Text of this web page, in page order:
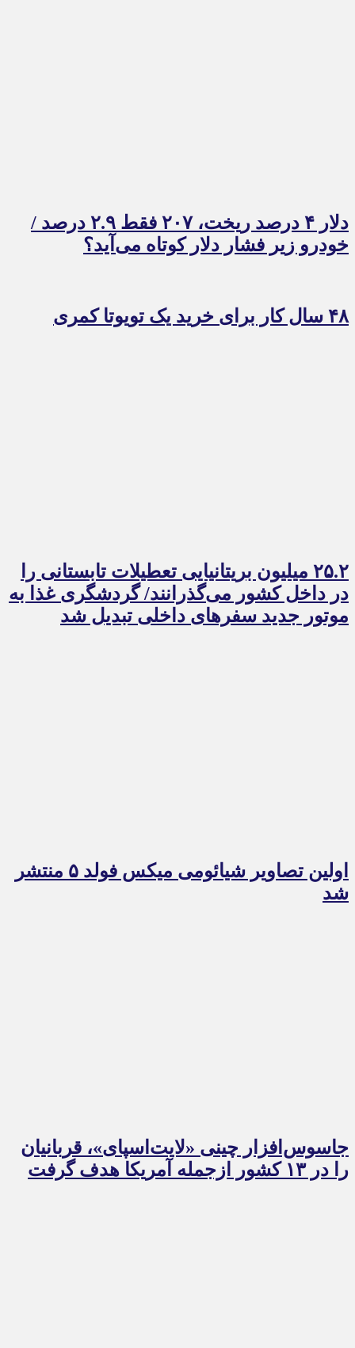
دلار ۴ درصد ریخت، ۲۰۷ فقط ۲.۹ درصد /
خودرو زیر فشار دلار کوتاه می‌آید؟
۴۸ سال کار برای خرید یک تویوتا کمری
۲۵.۲ میلیون بریتانیایی تعطیلات تابستانی را
در داخل کشور می‌گذرانند/ گردشگری غذا به
موتور جدید سفرهای داخلی تبدیل شد
اولین تصاویر شیائومی میکس فولد ۵ منتشر
شد
جاسوس‌افزار چینی «لایت‌اسپای»، قربانیان
را در ۱۳ کشور ازجمله آمریکا هدف گرفت